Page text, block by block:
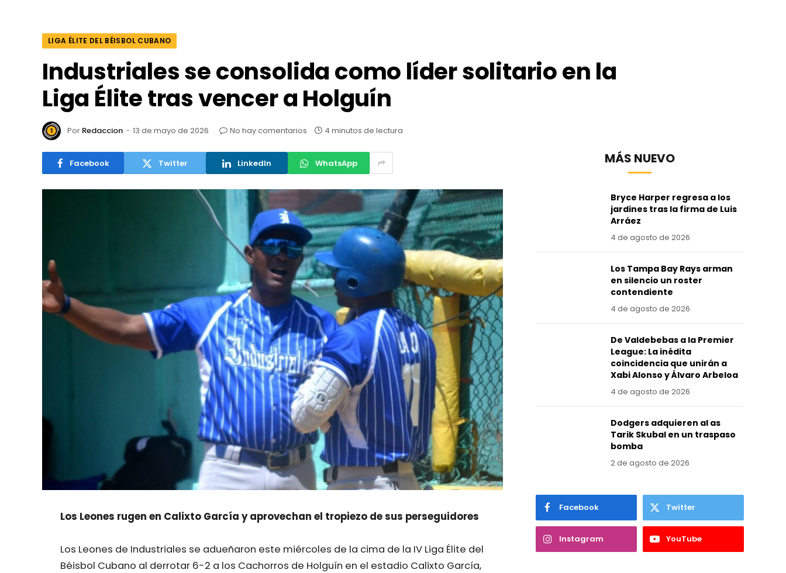
LIGA ÉLITE DEL BÉISBOL CUBANO
Industriales se consolida como líder solitario en la
Liga Élite tras vencer a Holguín
Por Redaccion 13 de mayo de 2026 No hay comentarios 4 minutos de lectura
Facebook Twitter LinkedIn WhatsApp
Los Leones rugen en Calixto García y aprovechan el tropiezo de sus perseguidores
Los Leones de Industriales se adueñaron este miércoles de la cima de la IV Liga Élite del
Béisbol Cubano al derrotar 6-2 a los Cachorros de Holguín en el estadio Calixto García,
MÁS NUEVO
Bryce Harper regresa a los
jardines tras la firma de Luis
Arráez
4 de agosto de 2026
Los Tampa Bay Rays arman
en silencio un roster
contendiente
4 de agosto de 2026
De Valdebebas a la Premier
League: La inédita
coincidencia que unirán a
Xabi Alonso y Álvaro Arbeloa
4 de agosto de 2026
Dodgers adquieren al as
Tarik Skubal en un traspaso
bomba
2 de agosto de 2026
Facebook Twitter
Instagram YouTube